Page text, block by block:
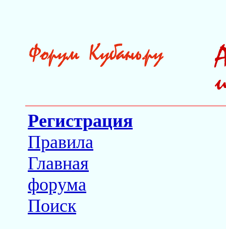
Регистрация
Правила
Главная
форума
Поиск